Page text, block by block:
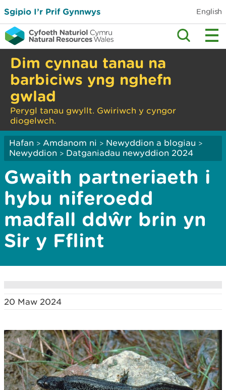
Sgipio I’r Prif Gynnwys English
Dim cynnau tanau na
barbiciws yng nghefn
gwlad
Perygl tanau gwyllt. Gwiriwch y cyngor
diogelwch.
Hafan > Amdanom ni > Newyddion a blogiau >
Newyddion > Datganiadau newyddion 2024
Gwaith partneriaeth i
hybu niferoedd
madfall ddŵr brin yn
Sir y Fflint
20 Maw 2024